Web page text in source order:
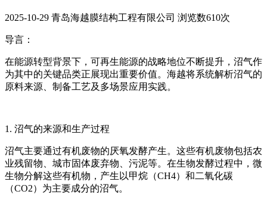
2025-10-29 青岛海越膜结构工程有限公司 浏览数610次
导言：
在能源转型背景下，可再生能源的战略地位不断提升，沼气作
为其中的关键品类正展现出重要价值。海越将系统解析沼气的
原料来源、制备工艺及多场景应用实践。
1. 沼气的来源和生产过程
沼气主要通过有机废物的厌氧发酵产生。这些有机废物包括农
业残留物、城市固体废弃物、污泥等。在生物发酵过程中，微
生物分解这些有机物，产生以甲烷（CH4）和二氧化碳
（CO2）为主要成分的沼气。